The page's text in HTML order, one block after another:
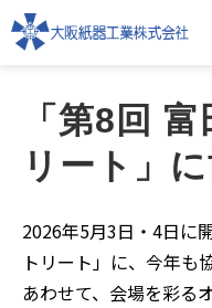
「第8回
リート」
2026年5月3日・4日に
トリート」に、今年も
あわせて、会場を彩る